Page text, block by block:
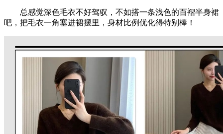
总感觉深色毛衣不好驾驭，不如搭一条浅色的百褶半身裙
吧，把毛衣一角塞进裙摆里，身材比例优化得特别棒！